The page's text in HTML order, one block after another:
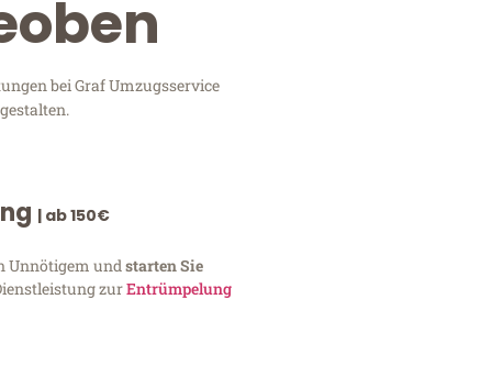
bei Graf Umzugsservice
| ab 150€
Unnötigem undstarten Sie
zurEntrümpelung